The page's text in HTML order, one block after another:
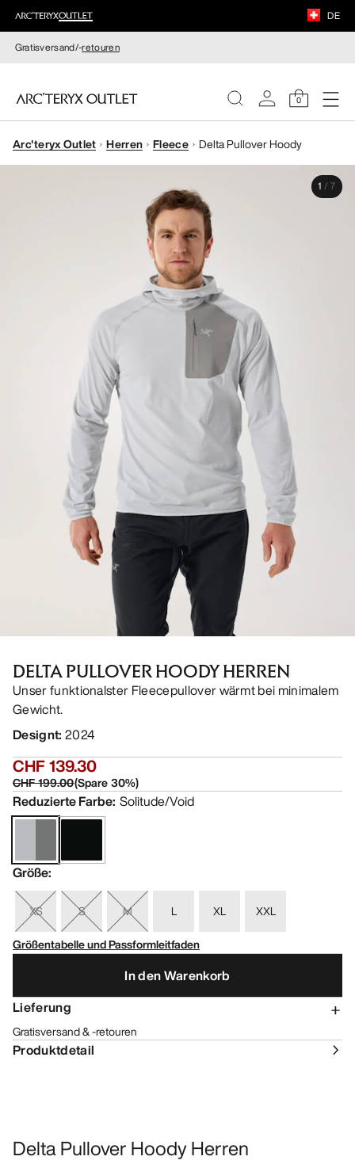
DE
Gratisversand/-retouren
0
DAMEN
Arc'teryx Outlet Herren Fleece Delta Pullover Hoody
1 / 7
DELTA PULLOVER HOODY HERREN
Unser funktionalster Fleecepullover wärmt bei minimalem
Gewicht.
Designt: 2024
CHF 139.30
CHF 199.00(Spare30%)
Reduzierte Farbe: Solitude/Void
Größe:
XS S M L XL
XXL
Größentabelle und Passformleitfaden
In den Warenkorb
Lieferung
Gratisversand & -retouren
Produktdetail
Delta Pullover Hoody Herren